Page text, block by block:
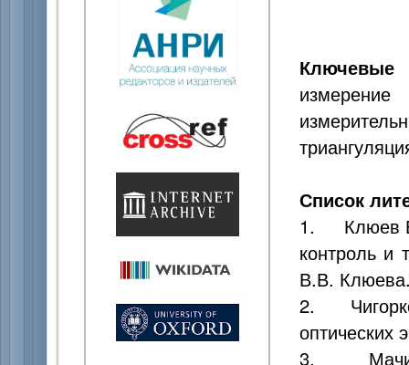
Ключевые
Список
1. Клюев
контроль и
В.В.
2. Чигорко
оптических
3.